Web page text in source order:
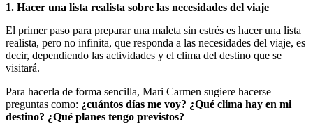
1. Hacer una lista realista sobre las necesidades del viaje
El primer paso para preparar una maleta sin estrés es hacer una lista
realista, pero no infinita, que responda a las necesidades del viaje, es
decir, dependiendo las actividades y el clima del destino que se
visitará.
Para hacerla de forma sencilla, Mari Carmen sugiere hacerse
preguntas como: ¿cuántos días me voy? ¿Qué clima hay en mi
destino? ¿Qué planes tengo previstos?